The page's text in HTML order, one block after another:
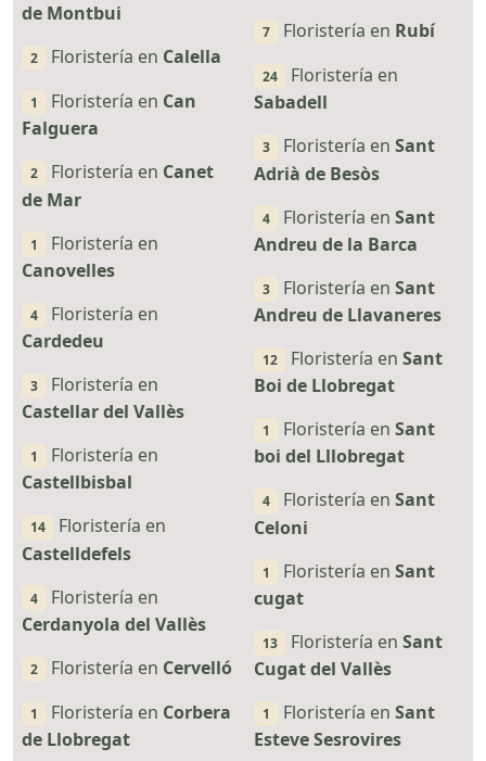
de Montbui
2 Floristería en Calella
1 Floristería en Can
Falguera
2 Floristería en Canet
de Mar
1
Floristería en
Canovelles
4
Floristería en
Cardedeu
3
Floristería en
Castellar del Vallès
1
Floristería en
Castellbisbal
14
Floristería en
Castelldefels
4
Floristería en
Cerdanyola del Vallès
2 Floristería en Cervelló
1 Floristería en Corbera
de Llobregat
7 Floristería en Rubí
24
Floristería en
Sabadell
3 Floristería en Sant
Adrià de Besòs
4 Floristería en Sant
Andreu de la Barca
3 Floristería en Sant
Andreu de Llavaneres
12 Floristería en Sant
Boi de Llobregat
1 Floristería en Sant
boi del Lllobregat
4 Floristería en Sant
Celoni
1 Floristería en Sant
cugat
13 Floristería en Sant
Cugat del Vallès
1 Floristería en Sant
Esteve Sesrovires